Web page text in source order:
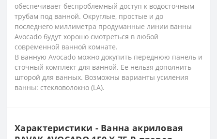
обеспечивает беспроблемный доступ к водосточным
трубам под ванной. Округлые, простые и до
последнего миллиметра продуманные линии ванны
Avocado будут хорошо смотреться в любой
современной ванной комнате.
В ванную Avocado можно докупить переднюю панель и
сточный комплект для ванной. Ее нельзя дополнить
шторой для ванных. Возможны варианты усиления
ванны: стекловолокно (LA).
Характеристики - Ванна акриловая